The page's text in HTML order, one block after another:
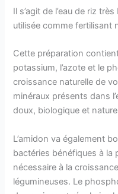
Il s’agit de l’eau de riz
utilisée comme fertilisant
Cette préparation
potassium, l’azote et le
croissance naturelle de
minéraux présents dans
doux, biologique et
L’amidon va également
bactéries bénéfiques à la
nécessaire à la
légumineuses. Le